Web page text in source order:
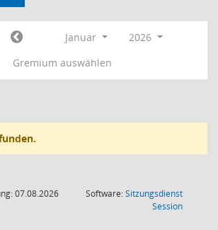
Januar
2026
Gremium auswählen
07.08.2026
Software:Sitzungsdienst
Session(Wird in